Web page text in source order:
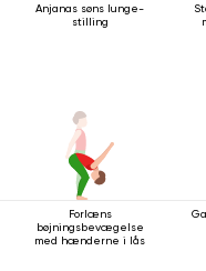
Anjanas søns lunge-
stilling
Forlæns
bøjningsbevægelse
med hænderne i lås